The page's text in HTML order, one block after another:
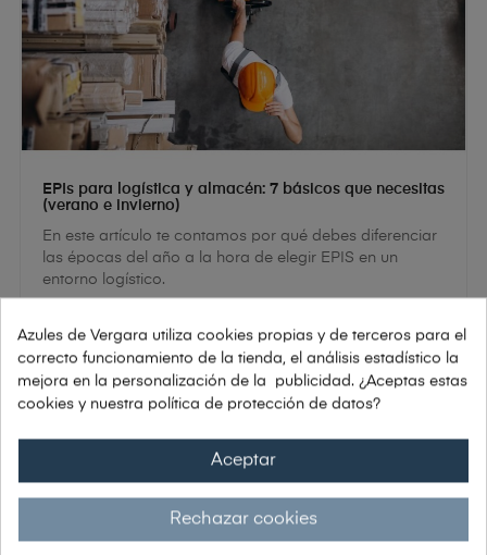
EPIs para logística y almacén: 7 básicos que necesitas
(verano e invierno)
En este artículo te contamos por qué debes diferenciar
las épocas del año a la hora de elegir EPIS en un
entorno logístico.
11
DIC
2025
Azules de Vergara utiliza cookies propias y de terceros para el
correcto funcionamiento de la tienda, el análisis estadístico la
mejora en la personalización de la publicidad. ¿Aceptas estas
cookies y nuestra política de protección de datos?
Aceptar
Rechazar cookies